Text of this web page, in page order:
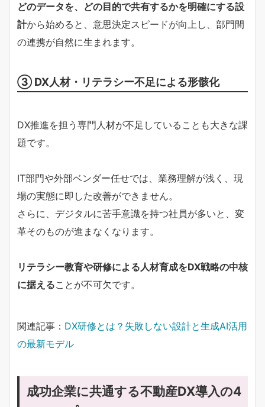
どのデータを、どの目的で共有するかを明確にする設
計から始めると、意思決定スピードが向上し、部門間
の連携が自然に生まれます。
③ DX人材・リテラシー不足による形骸化
DX推進を担う専門人材が不足していることも大きな課
題です。
IT部門や外部ベンダー任せでは、業務理解が浅く、現
場の実態に即した改善ができません。
さらに、デジタルに苦手意識を持つ社員が多いと、変
革そのものが進まなくなります。
リテラシー教育や研修による人材育成をDX戦略の中核
に据えることが不可欠です。
関連記事： DX研修とは？失敗しない設計と生成AI活用
の最新モデル
成功企業に共通する不動産DX導入の4